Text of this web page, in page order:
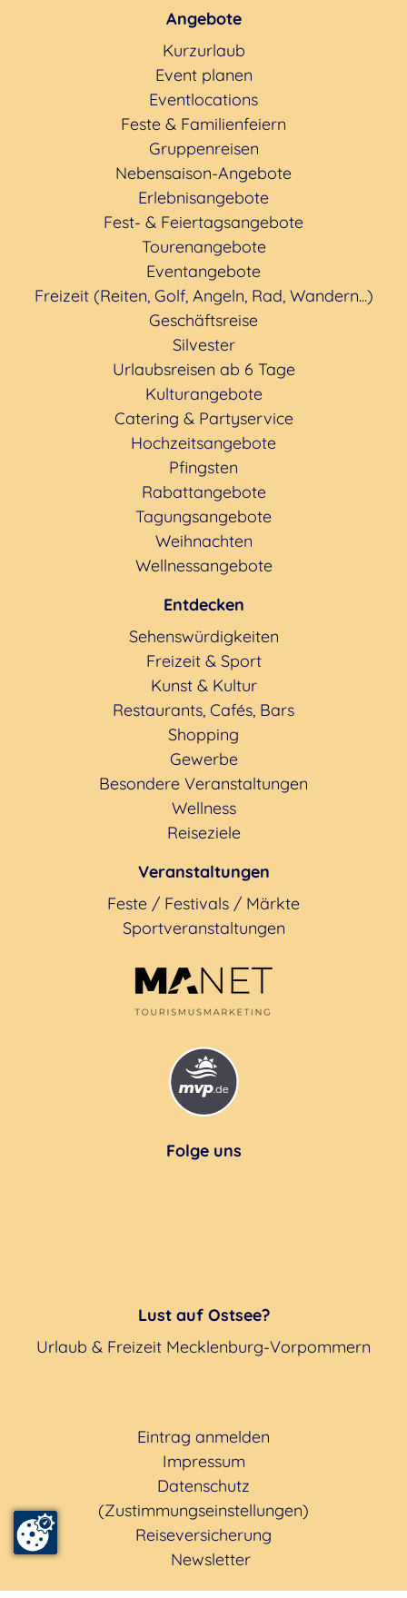
Angebote
Kurzurlaub
Event planen
Eventlocations
Feste & Familienfeiern
Gruppenreisen
Nebensaison-Angebote
Erlebnisangebote
Fest- & Feiertagsangebote
Tourenangebote
Eventangebote
Freizeit (Reiten, Golf, Angeln, Rad, Wandern...)
Geschäftsreise
Silvester
Urlaubsreisen ab 6 Tage
Kulturangebote
Catering & Partyservice
Hochzeitsangebote
Pfingsten
Rabattangebote
Tagungsangebote
Weihnachten
Wellnessangebote
Entdecken
Sehenswürdigkeiten
Freizeit & Sport
Kunst & Kultur
Restaurants, Cafés, Bars
Shopping
Gewerbe
Besondere Veranstaltungen
Wellness
Reiseziele
Veranstaltungen
Feste / Festivals / Märkte
Sportveranstaltungen
Folge uns
Lust auf Ostsee?
Urlaub & Freizeit Mecklenburg-Vorpommern
Eintrag anmelden
Impressum
Datenschutz
(Zustimmungseinstellungen)
Reiseversicherung
Newsletter